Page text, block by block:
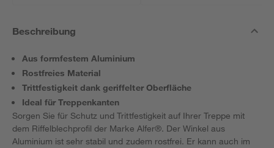
Beschreibung
Aus formfestem Aluminium
Rostfreies Material
Trittfestigkeit dank geriffelter Oberfläche
Ideal für Treppenkanten
Sorgen Sie für Schutz und Trittfestigkeit auf Ihrer Treppe mit
dem Riffelblechprofil der Marke Alfer®. Der Winkel aus
Aluminium ist sehr stabil und zudem rostfrei. Er kann auch im